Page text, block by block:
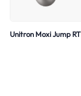
Unitron Moxi Jump RT